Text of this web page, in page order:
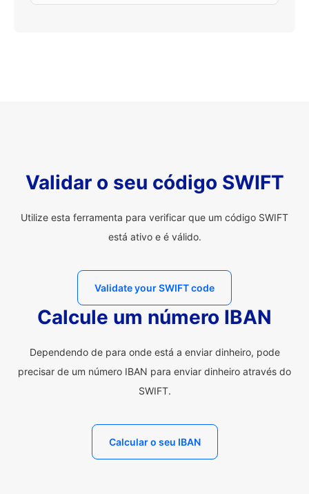
Validar o seu código SWIFT
Utilize esta ferramenta para verificar que um código SWIFT
está ativo e é válido.
Validate your SWIFT code
Calcule um número IBAN
Dependendo de para onde está a enviar dinheiro, pode
precisar de um número IBAN para enviar dinheiro através do
SWIFT.
Calcular o seu IBAN